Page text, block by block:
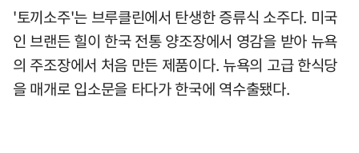
'토끼소주'는 브루클린에서 탄생한 증류식 소주다. 미국
인 브랜든 힐이 한국 전통 양조장에서 영감을 받아 뉴욕
의 주조장에서 처음 만든 제품이다. 뉴욕의 고급 한식당
을 매개로 입소문을 타다가 한국에 역수출됐다.